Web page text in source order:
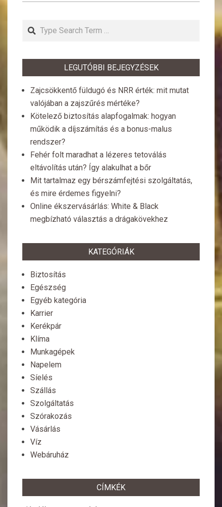
Search
LEGUTÓBBI BEJEGYZÉSEK
Zajcsökkentő füldugó és NRR érték: mit mutat
valójában a zajszűrés mértéke?
Kötelező biztosítás alapfogalmak: hogyan
működik a díjszámítás és a bonus-malus
rendszer?
Fehér folt maradhat a lézeres tetoválás
eltávolítás után? Így alakulhat a bőr
Mit tartalmaz egy bérszámfejtési szolgáltatás,
és mire érdemes figyelni?
Online ékszervásárlás: White & Black
megbízható választás a drágakövekhez
KATEGÓRIÁK
Biztosítás
Egészség
Egyéb kategória
Karrier
Kerékpár
Klíma
Munkagépek
Napelem
Síelés
Szállás
Szolgáltatás
Szórakozás
Vásárlás
Víz
Webáruház
CÍMKÉK